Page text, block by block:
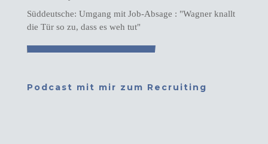
Süddeutsche: Umgang mit Job-Absage : "Wagner knallt
die Tür so zu, dass es weh tut"
Podcast mit mir zum Recruiting